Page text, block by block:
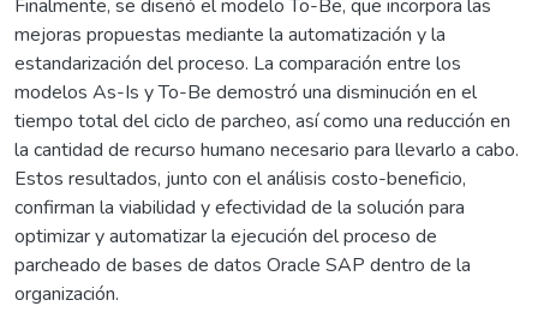
Finalmente, se diseñó el modelo To-Be, que incorpora las
mejoras propuestas mediante la automatización y la
estandarización del proceso. La comparación entre los
modelos As-Is y To-Be demostró una disminución en el
tiempo total del ciclo de parcheo, así como una reducción en
la cantidad de recurso humano necesario para llevarlo a cabo.
Estos resultados, junto con el análisis costo-beneficio,
confirman la viabilidad y efectividad de la solución para
optimizar y automatizar la ejecución del proceso de
parcheado de bases de datos Oracle SAP dentro de la
organización.